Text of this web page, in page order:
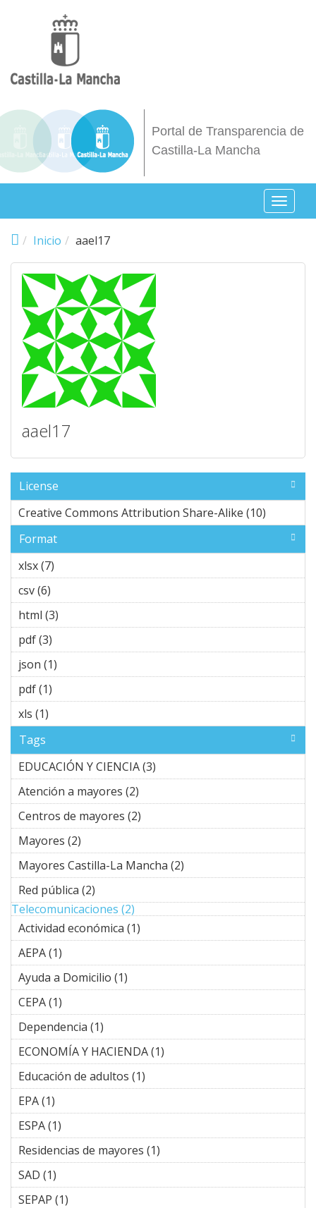
Portal de Transparencia de
Castilla-La Mancha
Toggle
Inicio
aael17
aael17
License
Creative Commons Attribution Share-Alike (10)
Creativ
ons
tion
filter
Format
xlsx (7)
csv (6)
html (3)
pdf (3)
json (1)
pdf (1)
xls (1)
Tags
EDUCACIÓN Y CIENCIA (3)
CIENCIA filter
Atención a mayores (2)
Centros de mayores (2)
filter
Mayores (2)
Mayores Castilla-La Mancha (2)
Castilla-La Mancha
Red pública (2)
Telecomunicaciones (2)
Actividad económica (1)
filter
AEPA (1)
Ayuda a Domicilio (1)
CEPA (1)
Dependencia (1)
ECONOMÍA Y HACIENDA (1)
HACIENDA filter
Educación de adultos (1)
filter
EPA (1)
ESPA (1)
Residencias de mayores (1)
mayores filter
SAD (1)
SEPAP (1)